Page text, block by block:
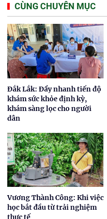
CÙNG CHUYÊN MỤC
Đắk Lắk: Đẩy nhanh tiến độ
khám sức khỏe định kỳ,
khám sàng lọc cho người
dân
Vương Thành Công: Khi việc
học bắt đầu từ trải nghiệm